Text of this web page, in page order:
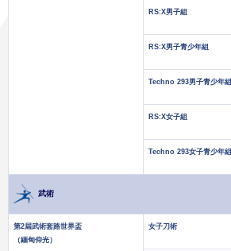
RS:X男子組
RS:X男子青少年組
Techno 293男子青少年組
RS:X女子組
Techno 293女子青少年組
武術
第2屆武術套路世界盃
（緬甸仰光）
女子刀術